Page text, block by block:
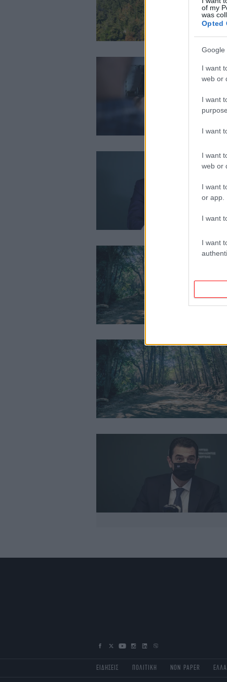
of my
was
Opted
Google
I want
web or
I want
I want
I want
web or
I want
or app.
I want
I want
ΕΙΔΗΣΕΙΣ ΠΟΛΙΤΙΚΗ NON PAPER